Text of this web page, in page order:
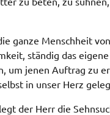
ganze Menschheit
ständig das
um jenen Auftrag zu
in unser Herz
der Herr die